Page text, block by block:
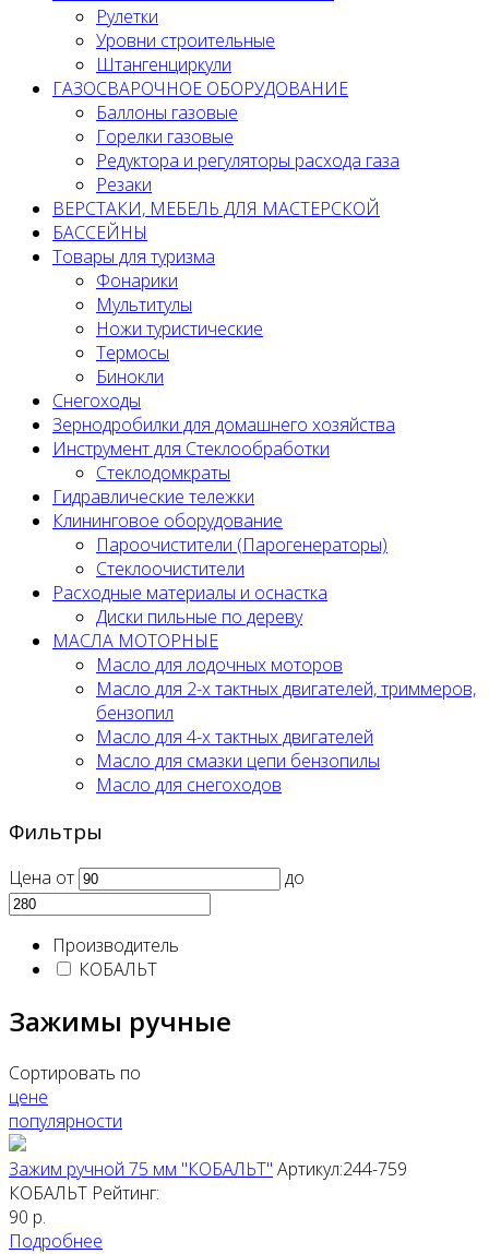
Рулетки
Уровни строительные
Штангенциркули
ГАЗОСВАРОЧНОЕ ОБОРУДОВАНИЕ
Баллоны газовые
Горелки газовые
Редуктора и регуляторы расхода газа
Резаки
ВЕРСТАКИ, МЕБЕЛЬ ДЛЯ МАСТЕРСКОЙ
БАССЕЙНЫ
Товары для туризма
Фонарики
Мультитулы
Ножи туристические
Термосы
Бинокли
Снегоходы
Зернодробилки для домашнего хозяйства
Инструмент для Стеклообработки
Стеклодомкраты
Гидравлические тележки
Клининговое оборудование
Пароочистители (Парогенераторы)
Стеклоочистители
Расходные материалы и оснастка
Диски пильные по дереву
МАСЛА МОТОРНЫЕ
Масло для лодочных моторов
Масло для 2-х тактных двигателей, триммеров,
бензопил
Масло для 4-х тактных двигателей
Масло для смазки цепи бензопилы
Масло для снегоходов
Фильтры
Цена от до
Производитель
КОБАЛЬТ
Зажимы ручные
Сортировать по
цене
популярности
Зажим ручной 75 мм "КОБАЛЬТ" Артикул:244-759
КОБАЛЬТ Рейтинг:
90 р.
Подробнее